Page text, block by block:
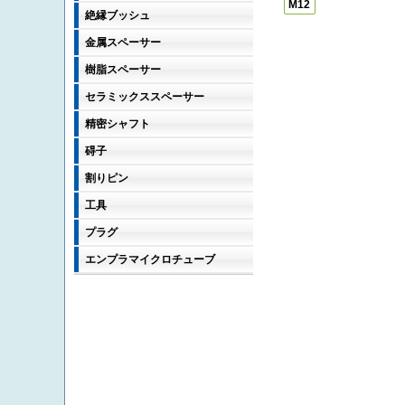
絶縁ブッシュ
金属スペーサー
樹脂スペーサー
セラミックススペーサー
精密シャフト
碍子
割りピン
工具
プラグ
エンプラマイクロチューブ
M12